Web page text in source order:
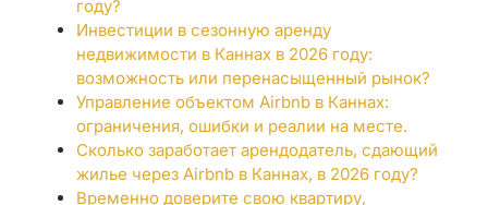
году?
Инвестиции в сезонную аренду
недвижимости в Каннах в 2026 году:
возможность или перенасыщенный рынок?
Управление объектом Airbnb в Каннах:
ограничения, ошибки и реалии на месте.
Сколько заработает арендодатель, сдающий
жилье через Airbnb в Каннах, в 2026 году?
Временно доверите свою квартиру,